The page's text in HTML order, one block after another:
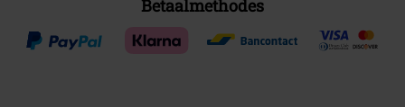
Betaalmethodes